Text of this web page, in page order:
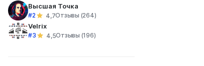
Высшая Точка
#2 4,7Отзывы (264)
Velrix
#3 4,5Отзывы (196)